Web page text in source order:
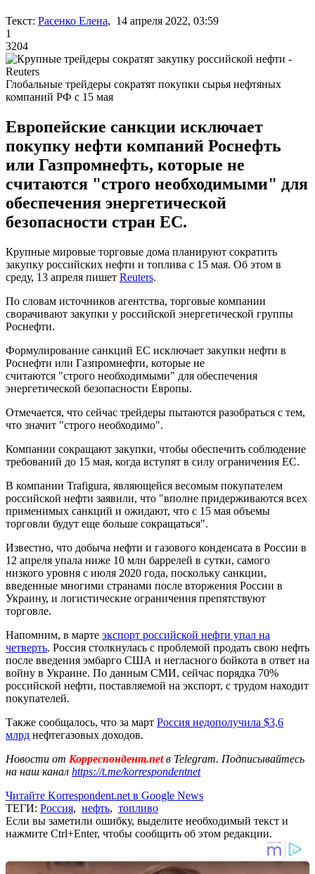
Текст: Расенко Елена, 14 апреля 2022, 03:59
1
3204
Глобальные трейдеры сократят покупки сырья нефтяных
компаний РФ с 15 мая
Европейские санкции исключает
покупку нефти компаний Роснефть
или Газпромнефть, которые не
считаются "строго необходимыми" для
обеспечения энергетической
безопасности стран ЕС.
Крупные мировые торговые дома планируют сократить
закупку российских нефти и топлива с 15 мая. Об этом в
среду, 13 апреля пишет Reuters.
По словам источников агентства, торговые компании
сворачивают закупки у российской энергетической группы
Роснефти.
Формулирование санкций ЕС исключает закупки нефти в
Роснефти или Газпромнефти, которые не
считаются "строго необходимыми" для обеспечения
энергетической безопасности Европы.
Отмечается, что сейчас трейдеры пытаются разобраться с тем,
что значит "строго необходимо".
Компании сокращают закупки, чтобы обеспечить соблюдение
требований до 15 мая, когда вступят в силу ограничения ЕС.
В компании Trafigura, являющейся весомым покупателем
российской нефти заявили, что "вполне придерживаются всех
применимых санкций и ожидают, что с 15 мая объемы
торговли будут еще больше сокращаться".
Известно, что добыча нефти и газового конденсата в России в
12 апреля упала ниже 10 млн баррелей в сутки, самого
низкого уровня с июля 2020 года, поскольку санкции,
введенные многими странами после вторжения России в
Украину, и логистические ограничения препятствуют
торговле.
Напомним, в марте экспорт российской нефти упал на
четверть. Россия столкнулась с проблемой продать свою нефть
после введения эмбарго США и негласного бойкота в ответ на
войну в Украине. По данным СМИ, сейчас порядка 70%
российской нефти, поставляемой на экспорт, с трудом находит
покупателей.
Также сообщалось, что за март Россия недополучила $3,6
млрд нефтегазовых доходов.
Новости от Корреспондент.netв Telegram. Подписывайтесь
на наш канал https://t.me/korrespondentnet
Читайте Korrespondent.net в Google News
ТЕГИ: Россия, нефть, топливо
Если вы заметили ошибку, выделите необходимый текст и
нажмите Ctrl+Enter, чтобы сообщить об этом редакции.